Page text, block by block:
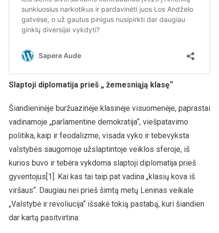
Slaptoji diplomatija prieš „ žemesniąją klasę“
Šiandieninėje buržuazinėje klasinėje visuomenėje, paprastai
vadinamoje „parlamentine demokratija“, viešpatavimo
politika, kaip ir feodalizme, visada vyko ir tebevyksta
valstybės saugomoje užslaptintoje veiklos sferoje, iš
kurios buvo ir tebėra vykdoma slaptoji diplomatija prieš
gyventojus[1]. Kai kas tai taip pat vadina „klasių kova iš
viršaus“. Daugiau nei prieš šimtą metų Leninas veikale
„Valstybė ir revoliucija“ išsakė tokią pastabą, kuri šiandien
dar kartą pasitvirtina: